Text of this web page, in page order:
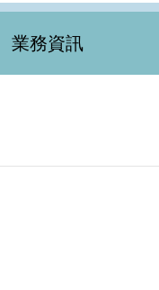
業務資訊